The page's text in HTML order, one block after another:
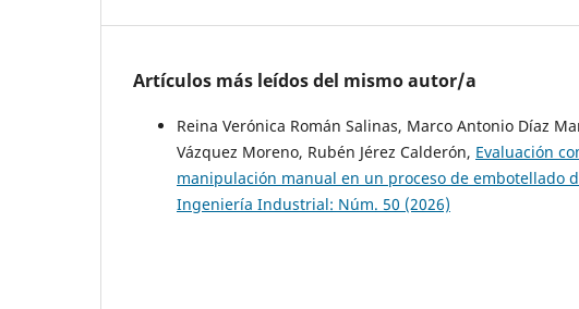
Artículos más leídos del mismo autor/a
Reina Verónica Román Salinas, Marco Antonio Díaz
Vázquez Moreno, Rubén Jérez Calderón, Evaluación
manipulación manual en un proceso de embotellado
Ingeniería Industrial: Núm. 50 (2026)